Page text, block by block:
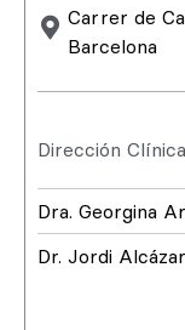
Carrer de
Barcelona
Dirección Clínica
Dra. Georgina
Dr. Jordi